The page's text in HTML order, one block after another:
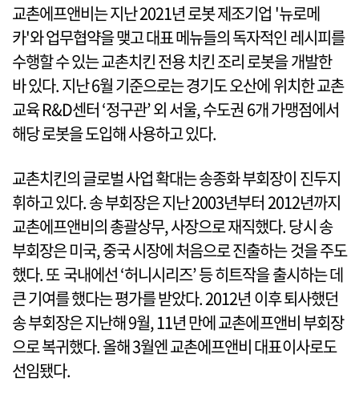
교촌에프앤비는 지난 2021년 로봇 제조기업 '뉴로메
카'와 업무협약을 맺고 대표 메뉴들의 독자적인 레시피를
수행할 수 있는 교촌치킨 전용 치킨 조리 로봇을 개발한
바 있다. 지난 6월 기준으로는 경기도 오산에 위치한 교촌
교육 R&D센터 ‘정구관’ 외 서울, 수도권 6개 가맹점에서
해당 로봇을 도입해 사용하고 있다.
교촌치킨의 글로벌 사업 확대는 송종화 부회장이 진두지
휘하고 있다. 송 부회장은 지난 2003년부터 2012년까지
교촌에프앤비의 총괄상무, 사장으로 재직했다. 당시 송
부회장은 미국, 중국 시장에 처음으로 진출하는 것을 주도
했다. 또 국내에선 ‘허니시리즈’ 등 히트작을 출시하는 데
큰 기여를 했다는 평가를 받았다. 2012년 이후 퇴사했던
송 부회장은 지난해 9월, 11년 만에 교촌에프앤비 부회장
으로 복귀했다. 올해 3월엔 교촌에프앤비 대표이사로도
선임됐다.